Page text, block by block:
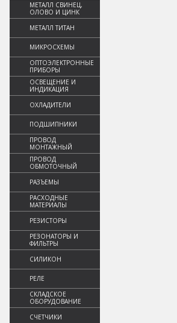
МЕТАЛЛ СВИНЕЦ,
ОЛОВО И ЦИНК
МЕТАЛЛ ТИТАН
МИКРОСХЕМЫ
ОПТОЭЛЕКТРОННЫЕ
ПРИБОРЫ
ОСВЕЩЕНИЕ И
ИНДИКАЦИЯ
ОХЛАДИТЕЛИ
ПОДШИПНИКИ
ПРОВОД
МОНТАЖНЫЙ
ПРОВОД
ОБМОТОЧНЫЙ
РАЗЪЕМЫ
РАСХОДНЫЕ
МАТЕРИАЛЫ
РЕЗИСТОРЫ
РЕЗОНАТОРЫ И
ФИЛЬТРЫ
СИЛИКОН
РЕЛЕ
СКЛАДСКОЕ
ОБОРУДОВАНИЕ
СЧЕТЧИКИ